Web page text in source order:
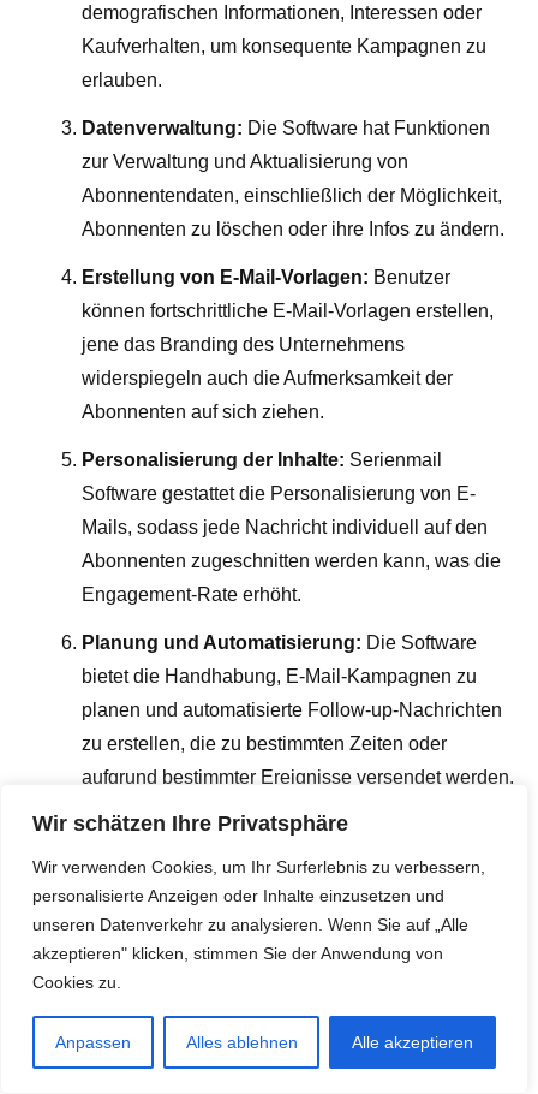
Wir schätzen Ihre Privatsphäre
Wir verwenden Cookies, um Ihr Surferlebnis zu verbessern,
personalisierte Anzeigen oder Inhalte einzusetzen und
unseren Datenverkehr zu analysieren. Wenn Sie auf „Alle
akzeptieren" klicken, stimmen Sie der Anwendung von
Cookies zu.
Anpassen Alles ablehnen Alle akzeptieren
demografischen Informationen, Interessen oder
Kaufverhalten, um konsequente Kampagnen zu
erlauben.
Datenverwaltung: Die Software hat Funktionen
zur Verwaltung und Aktualisierung von
Abonnentendaten, einschließlich der Möglichkeit,
Abonnenten zu löschen oder ihre Infos zu ändern.
Erstellung von E-Mail-Vorlagen: Benutzer
können fortschrittliche E-Mail-Vorlagen erstellen,
jene das Branding des Unternehmens
widerspiegeln auch die Aufmerksamkeit der
Abonnenten auf sich ziehen.
Personalisierung der Inhalte: Serienmail
Software gestattet die Personalisierung von E-
Mails, sodass jede Nachricht individuell auf den
Abonnenten zugeschnitten werden kann, was die
Engagement-Rate erhöht.
Planung und Automatisierung: Die Software
bietet die Handhabung, E-Mail-Kampagnen zu
planen und automatisierte Follow-up-Nachrichten
zu erstellen, die zu bestimmten Zeiten oder
aufgrund bestimmter Ereignisse versendet werden.
Analyse von Kampagnenergebnissen:
vielseitige Analyse der Kampagnenergebnisse
wird bereitgestellt, einschließlich Öffnungsraten,
Klickraten und Abmelderaten, um die Performance
zu bewerten und zukünftige Verfahrensweisen zu
optimieren.
Compliance und Datenschutz:Die Software
sorgt dafür, dass alle E-Mail-Kampagnen den